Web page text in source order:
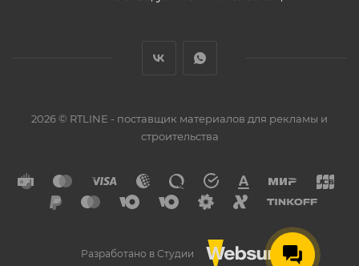
2026 © RTLINE - поставщик материалов для рекламы и
строительства
Разработано в Студии